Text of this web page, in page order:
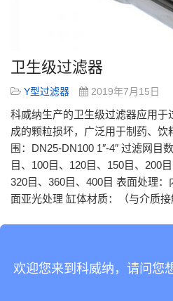
卫生级过滤器
Y型过滤器 2019年7月15日
科威纳生产的卫生级过滤器应用于
成的颗粒损坏，广泛用于制药、饮
围：DN25-DN100 1″-4″ 过滤网目
目、100目、120目、150目、200
320目、360目、400目 表面处理
面亚光处理 缸体材质：（与介质
欢迎您来到科威纳，请问您